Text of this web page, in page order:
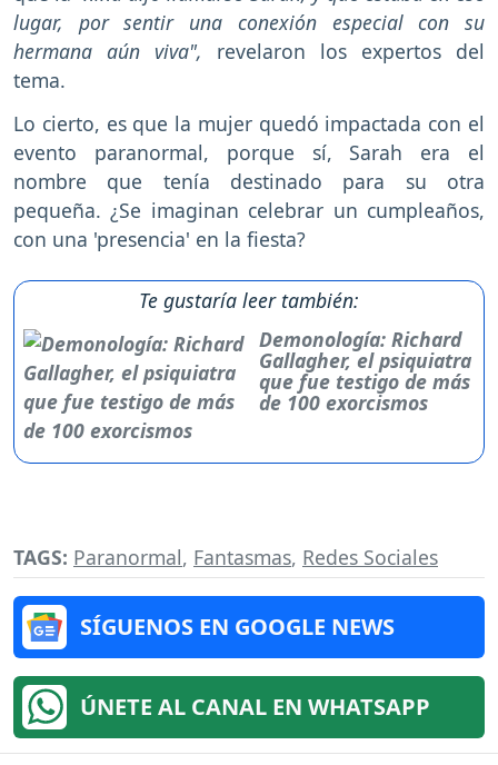
lugar, por sentir una conexión especial con su
hermana aún viva", revelaron los expertos del
tema.
Lo cierto, es que la mujer quedó impactada con el
evento paranormal, porque sí, Sarah era el
nombre que tenía destinado para su otra
pequeña. ¿Se imaginan celebrar un cumpleaños,
con una 'presencia' en la fiesta?
Te gustaría leer también:
Demonología: Richard
Gallagher, el psiquiatra
que fue testigo de más
de 100 exorcismos
TAGS: Paranormal, Fantasmas, Redes Sociales
SÍGUENOS EN GOOGLE NEWS
ÚNETE AL CANAL EN WHATSAPP